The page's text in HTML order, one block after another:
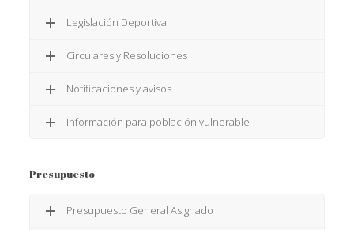
Legislación Deportiva
Circulares y Resoluciones
Notificaciones y avisos
Información para población vulnerable
Presupuesto
Presupuesto General Asignado